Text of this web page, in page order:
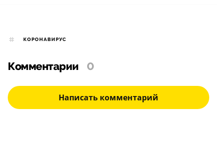
КОРОНАВИРУС
Комментарии 0
Написать комментарий